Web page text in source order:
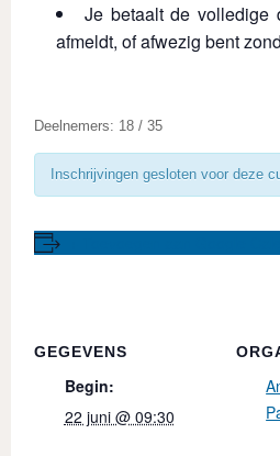
Je betaalt de volledige
afmeldt, of afwezig bent
Deelnemers: 18 / 35
Inschrijvingen gesloten voor deze
GEGEVENS
Begin:
22 juni @ 09:30